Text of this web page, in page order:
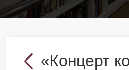
«Концерт